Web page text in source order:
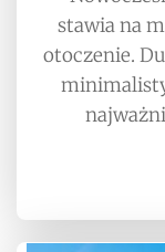
stawia na
otoczenie.